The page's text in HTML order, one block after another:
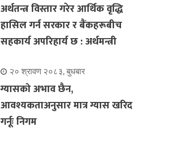
अर्थतन्त्र विस्तार गरेर आर्थिक वृद्धि
हासिल गर्न सरकार र बैंकहरूबीच
सहकार्य अपरिहार्य छ : अर्थमन्त्री
२० श्रावण २०८३, बुधबार
ग्यासको अभाव छैन,
आवश्यकताअनुसार मात्र ग्यास खरिद
गर्नूः निगम